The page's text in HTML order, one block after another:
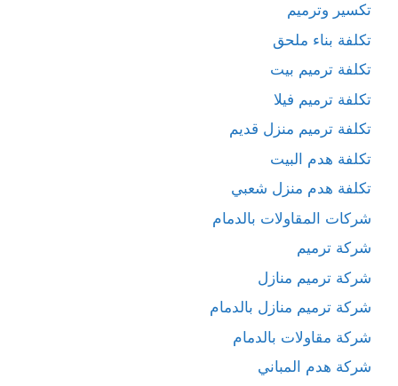
تكسير وترميم
تكلفة بناء ملحق
تكلفة ترميم بيت
تكلفة ترميم فيلا
تكلفة ترميم منزل قديم
تكلفة هدم البيت
تكلفة هدم منزل شعبي
شركات المقاولات بالدمام
شركة ترميم
شركة ترميم منازل
شركة ترميم منازل بالدمام
شركة مقاولات بالدمام
شركة هدم المباني